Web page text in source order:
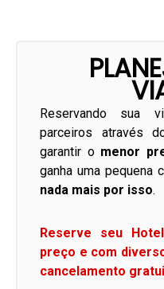
Reservando sua
parceiros através
garantir o menor
ganha uma pequena
nada mais por isso.
Reserve seu
preço e com
cancelamento